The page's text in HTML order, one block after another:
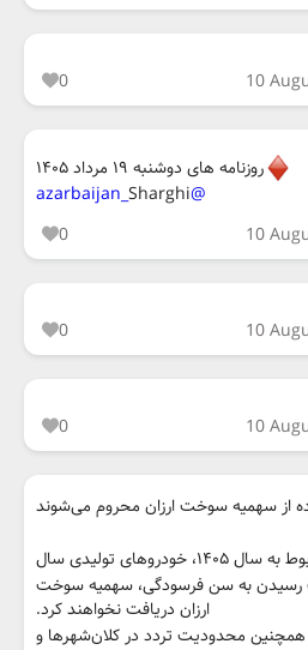
0 10
روزنامه های دوشنبه ۱۹ مرداد ۱۴۰۵
@azarbaijan_
Sharghi
0
10
0 10
0 10
از سهمیه سوخت ارزان محروم می‌شوند
بر اساس اصلاحیه مربوط به سال ۱۴۰۵، خودروهای تولیدی سال
رسیدن به سن فرسودگی، سهمیه سوخت
ارزان دریافت نخواهند کرد.
همچنین محدودیت تردد در کلان‌شهرها و